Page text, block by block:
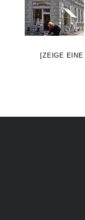
[ZEIGE EINE